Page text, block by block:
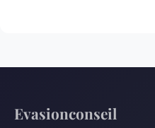
Evasionconseil